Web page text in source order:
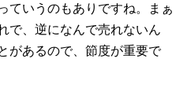
ていうのもありですね。まぁ
で、逆になんで売れないん
があるので、節度が重要で